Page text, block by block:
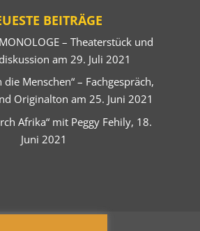
BEITRÄGE
– Theaterstück und
am 29. Juli 2021
Menschen“ – Fachgespräch,
Originalton am 25. Juni 2021
Afrika“ mit Peggy Fehily, 18.
Juni 2021